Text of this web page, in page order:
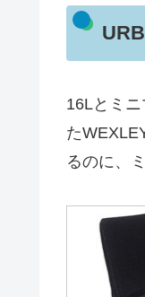
16Lとミ
た
るのに、